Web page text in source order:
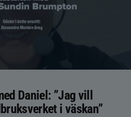
Daniel: ”Jag vill
i väskan”